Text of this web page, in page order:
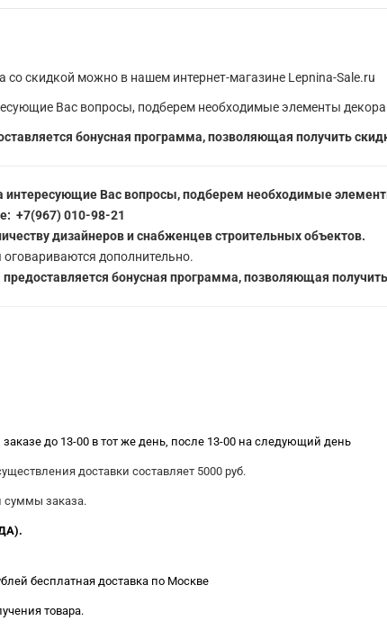
со скидкой можно в нашем интернет-магазине Lepnina-Sale.ru
Вас вопросы, подберем необходимые элементы
бонусная программа, позволяющая получить
интересующие Вас вопросы, подберем необходимые
+7(967) 010-98-21
дизайнеров и снабженцев строительных объектов.
дополнительно.
бонусная программа, позволяющая
до 13-00 в тот же день, после 13-00 на следующий день
доставки составляет 5000 руб.
суммы заказа.
бесплатная доставка по Москве
товара.